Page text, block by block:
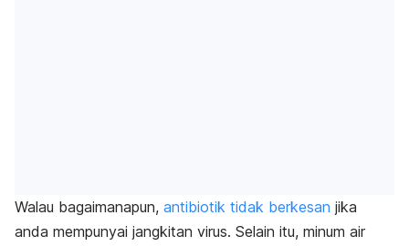
Walau bagaimanapun, antibiotik tidak berkesan jika
anda mempunyai jangkitan virus. Selain itu, minum air